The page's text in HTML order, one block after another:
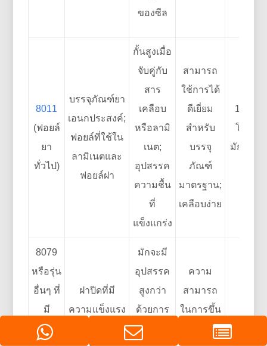
ของซีล
8011
(ฟอยล์
ยา
ทั่วไป)
บรรจุภัณฑ์ยา
เอนกประสงค์;
ฟอยล์ที่ใช้ใน
ลามิเนตและ
ฟอยล์ฝา
กั้นสูงเมื่อ
จับคู่กับ
สาร
เคลือบ
หรือลามิ
เนต;
อุปสรรค
ความชื้น
ที่
แข็งแกร่ง
สามารถ
ใช้การได้
ดีเยี่ยม
สำหรับ
บรรจุ
ภัณฑ์
มาตรฐาน;
เคลือบง่าย
10–25
โดยทั่ว
มักใช้ใน
8079
หรือรุ่น
อื่นๆ ที่
มี
ความ
ฝาปิดที่มี
ความแข็งแรง
มักจะมี
อุปสรรค
สูงกว่า
ด้วยการ
เคลือบที่
ความ
สามารถ
ในการขึ้น
รูปปาน